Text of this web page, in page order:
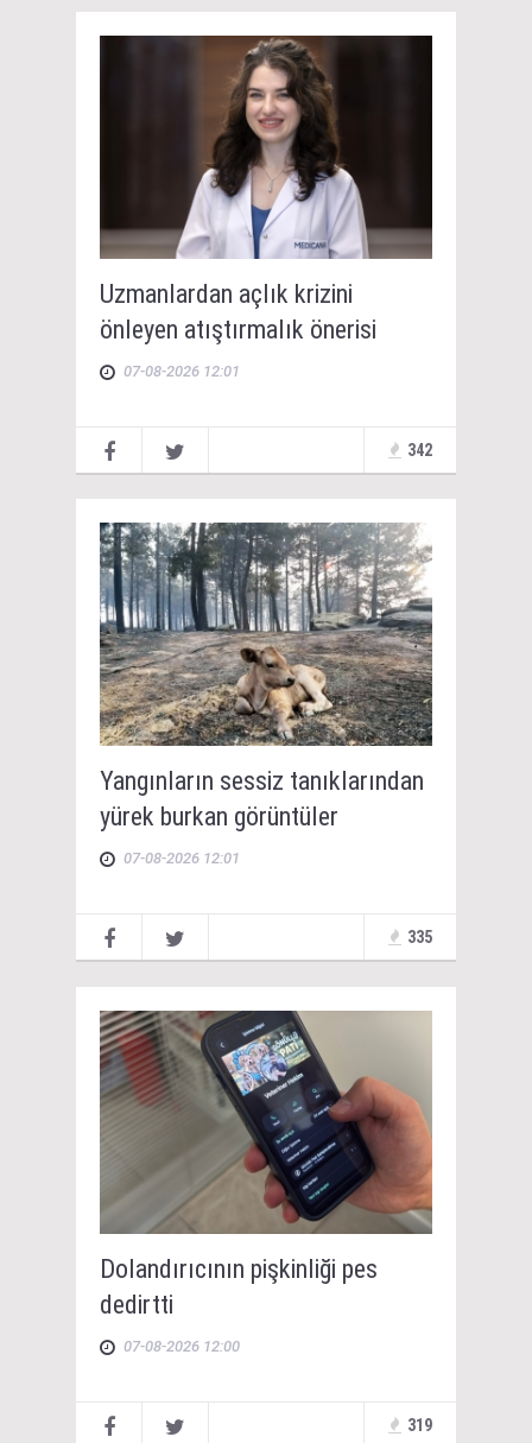
Uzmanlardan açlık krizini
önleyen atıştırmalık önerisi
07-08-2026 12:01
342
Yangınların sessiz tanıklarından
yürek burkan görüntüler
07-08-2026 12:01
335
Dolandırıcının pişkinliği pes
dedirtti
07-08-2026 12:00
319